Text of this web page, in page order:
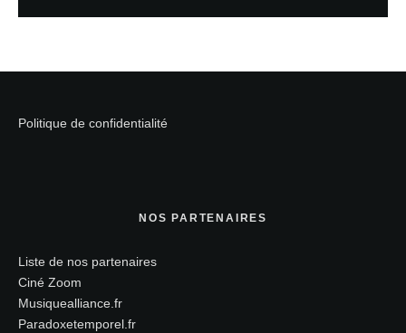
Politique de confidentialité
NOS PARTENAIRES
Liste de nos partenaires
Ciné Zoom
Musiquealliance.fr
Paradoxetemporel.fr